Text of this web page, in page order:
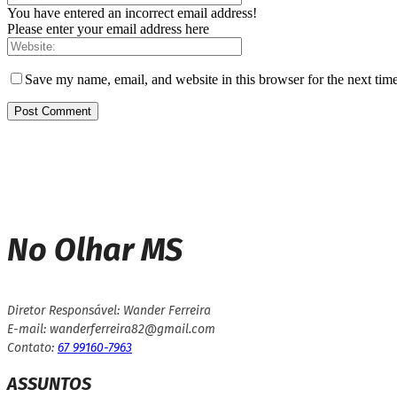
You have entered an incorrect email address!
Please enter your email address here
Save my name, email, and website in this browser for the next
No Olhar MS
Diretor Responsável: Wander Ferreira
E-mail: wanderferreira82@gmail.com
Contato: 67 99160-7963
ASSUNTOS